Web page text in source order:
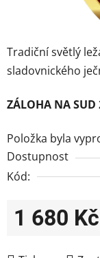
Tradiční světlý
sladovnického
ZÁLOHA NA SUD
Položka byla
Dostupnost
Kód:
1 680 Kč